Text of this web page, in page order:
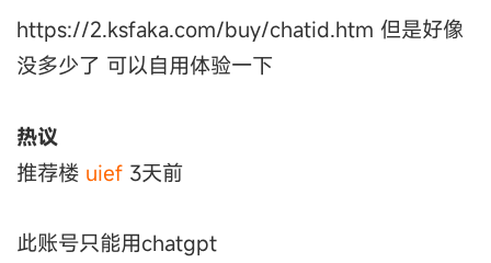
https://2.ksfaka.com/buy/chatid.htm 但是好像
没多少了 可以自用体验一下
热议
推荐楼 uief 3天前
此账号只能用chatgpt